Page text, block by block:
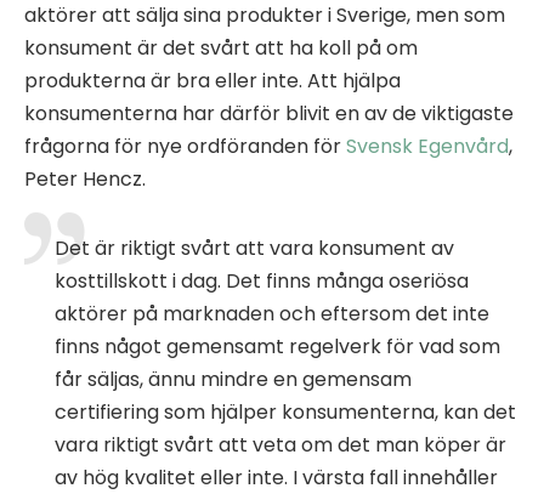
aktörer att sälja sina produkter i Sverige, men som
konsument är det svårt att ha koll på om
produkterna är bra eller inte. Att hjälpa
konsumenterna har därför blivit en av de viktigaste
frågorna för nye ordföranden förSvensk Egenvård,
Peter Hencz.
Det är riktigt svårt att vara konsument av
kosttillskott i dag. Det finns många oseriösa
aktörer på marknaden och eftersom det inte
finns något gemensamt regelverk för vad som
får säljas, ännu mindre en gemensam
certifiering som hjälper konsumenterna, kan det
vara riktigt svårt att veta om det man köper är
av hög kvalitet eller inte. I värsta fall innehåller